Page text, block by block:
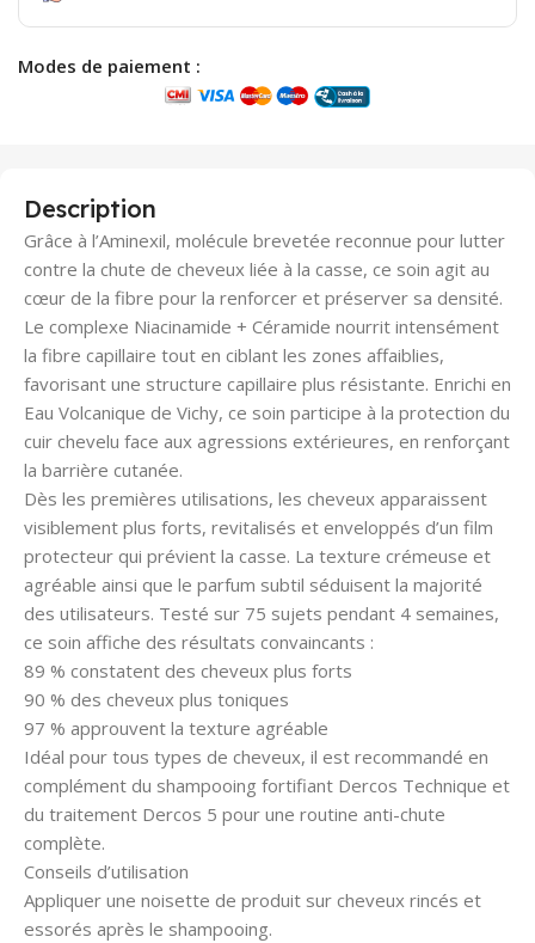
Modes de paiement :
Description
Grâce à l’Aminexil, molécule brevetée reconnue pour lutter
contre la chute de cheveux liée à la casse, ce soin agit au
cœur de la fibre pour la renforcer et préserver sa densité.
Le complexe Niacinamide + Céramide nourrit intensément
la fibre capillaire tout en ciblant les zones affaiblies,
favorisant une structure capillaire plus résistante. Enrichi en
Eau Volcanique de Vichy, ce soin participe à la protection du
cuir chevelu face aux agressions extérieures, en renforçant
la barrière cutanée.
Dès les premières utilisations, les cheveux apparaissent
visiblement plus forts, revitalisés et enveloppés d’un film
protecteur qui prévient la casse. La texture crémeuse et
agréable ainsi que le parfum subtil séduisent la majorité
des utilisateurs. Testé sur 75 sujets pendant 4 semaines,
ce soin affiche des résultats convaincants :
89 % constatent des cheveux plus forts
90 % des cheveux plus toniques
97 % approuvent la texture agréable
Idéal pour tous types de cheveux, il est recommandé en
complément du shampooing fortifiant Dercos Technique et
du traitement Dercos 5 pour une routine anti-chute
complète.
Conseils d’utilisation
Appliquer une noisette de produit sur cheveux rincés et
essorés après le shampooing.